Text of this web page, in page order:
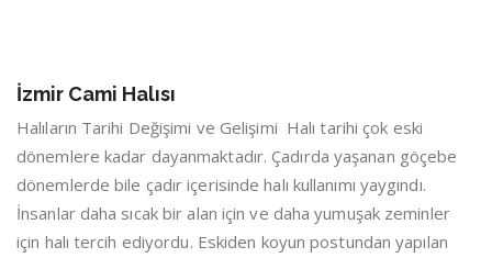
İzmir Cami Halısı
Halıların Tarihi Değişimi ve Gelişimi Halı tarihi çok eski
dönemlere kadar dayanmaktadır. Çadırda yaşanan göçebe
dönemlerde bile çadır içerisinde halı kullanımı yaygındı.
İnsanlar daha sıcak bir alan için ve daha yumuşak zeminler
için halı tercih ediyordu. Eskiden koyun postundan yapılan